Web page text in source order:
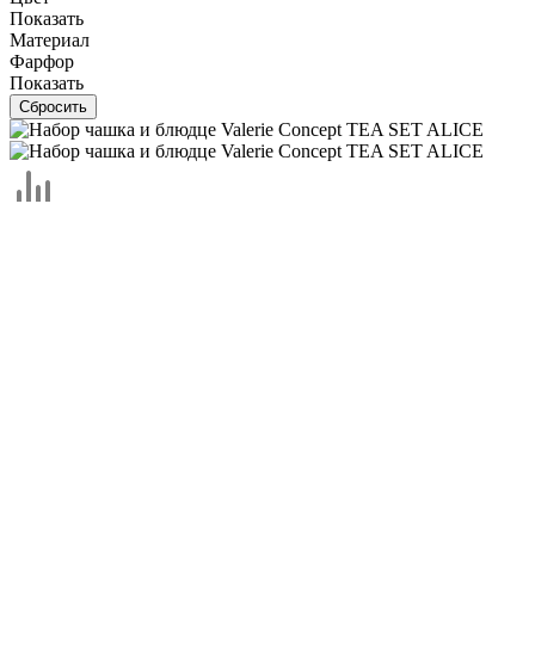
Показать
Материал
Фарфор
Показать